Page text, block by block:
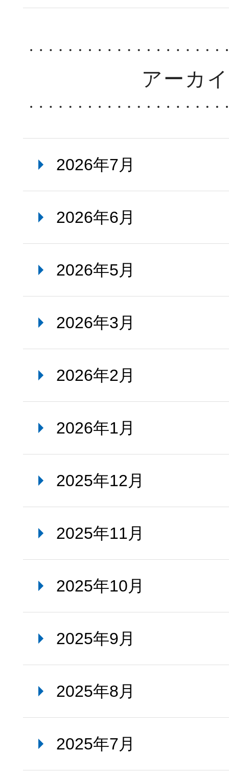
アーカ
2026年7月
2026年6月
2026年5月
2026年3月
2026年2月
2026年1月
2025年12月
2025年11月
2025年10月
2025年9月
2025年8月
2025年7月